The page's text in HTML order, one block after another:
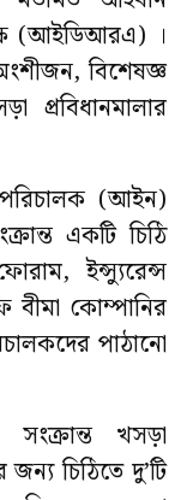
(আইডিআরএ) ।
বিশেষজ্ঞ
প্রবিধানমালার
পরিচালক (আইন)
একটি চিঠি
ইন্স্যুরেন্স
কোম্পানির
পাঠানো
সংক্রান্ত খসড়া
চিঠিতে দু’টি